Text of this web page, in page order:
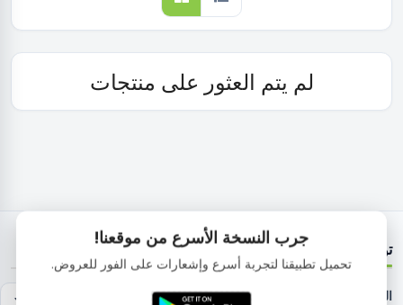
لم يتم العثور على منتجات
تواصل معنا
العنوان:
١١٢٥ شارع مدرسه البارون , الحى الأول , الهضبة الوسطى
جرب النسخة الأسرع من موقعنا!
تحميل تطبيقنا لتجربة أسرع وإشعارات على الفور للعروض.